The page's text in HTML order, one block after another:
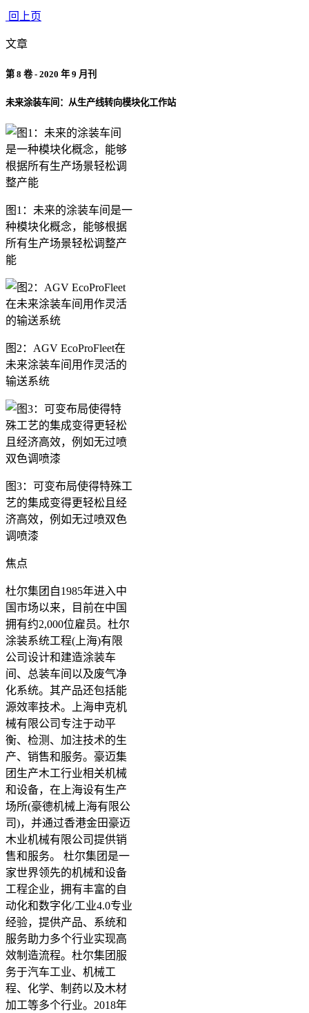
回上页
文章
第 8 卷 - 2020 年 9 月刊
未来涂装车间：从生产线转向模块化工作站
图1：未来的涂装车间是一
种模块化概念，能够根据
所有生产场景轻松调整产
能
图2：AGV EcoProFleet在
未来涂装车间用作灵活的
输送系统
图3：可变布局使得特殊工
艺的集成变得更轻松且经
济高效，例如无过喷双色
调喷漆
焦点
杜尔集团自1985年进入中
国市场以来，目前在中国
拥有约2,000位雇员。杜尔
涂装系统工程(上海)有限
公司设计和建造涂装车
间、总装车间以及废气净
化系统。其产品还包括能
源效率技术。上海申克机
械有限公司专注于动平
衡、检测、加注技术的生
产、销售和服务。豪迈集
团生产木工行业相关机械
和设备，在上海设有生产
场所(豪德机械上海有限公
司)，并通过香港金田豪迈
木业机械有限公司提供销
售和服务。 杜尔集团是一
家世界领先的机械和设备
工程企业，拥有丰富的自
动化和数字化/工业4.0专业
经验，提供产品、系统和
服务助力多个行业实现高
效制造流程。杜尔集团服
务于汽车工业、机械工
程、化学、制药以及木材
加工等多个行业。2018年